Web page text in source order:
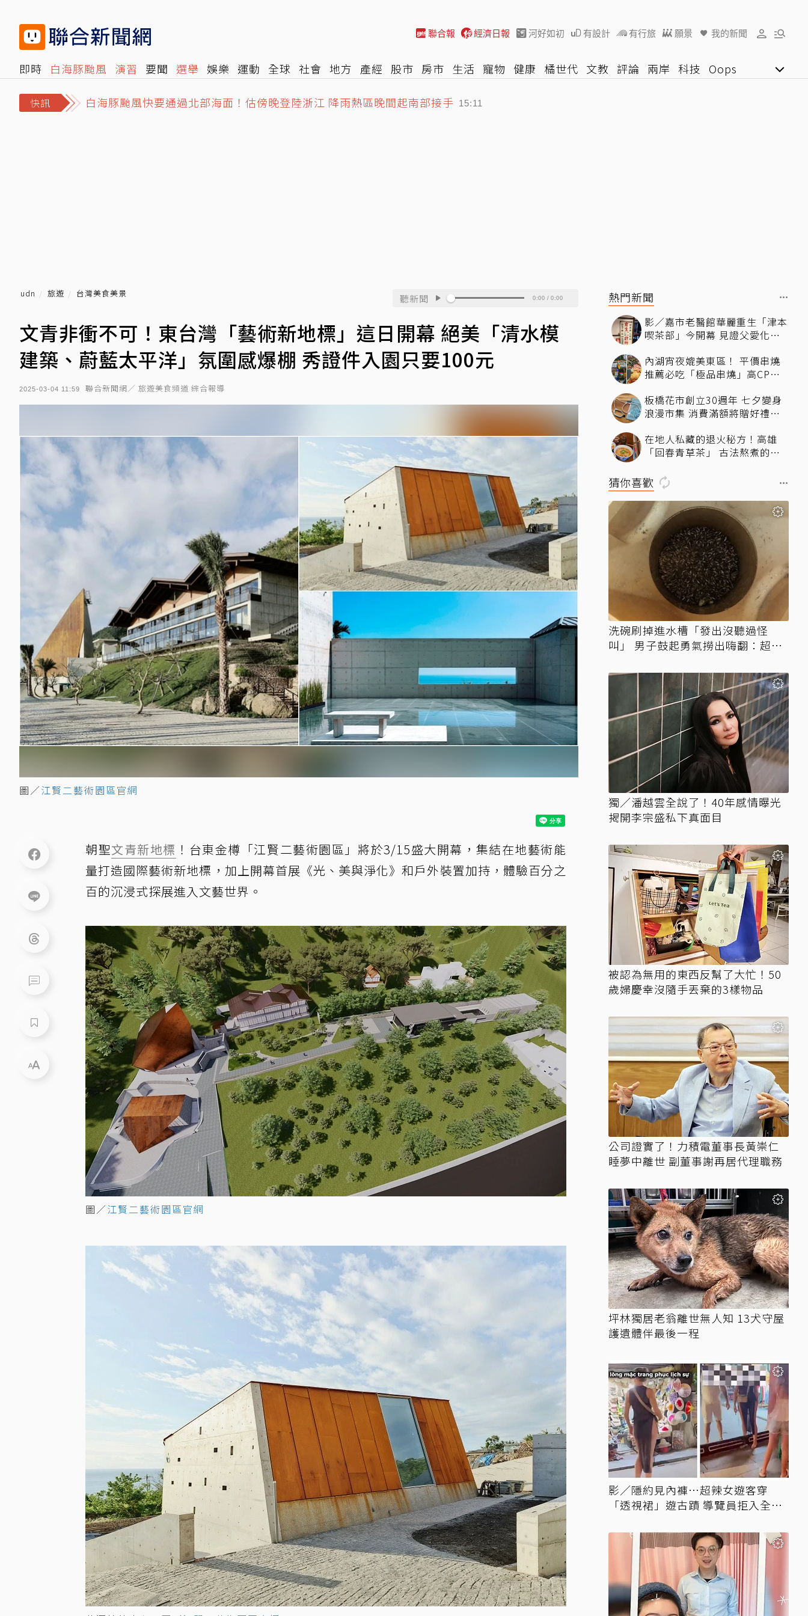
聯合報 經濟日報 河好如初 有設計 有行旅 願景 我的新聞
即時 白海豚颱風 演習 要聞 選舉 娛樂 運動 全球 社會 地方 產經 股市 房市 生活 寵物 健康 橘世代 文教 評論 兩岸 科技 Oops
快訊
白海豚颱風快要通過北部海面！估傍晚登陸浙江 降雨熱區晚間起南部接手
大安區市場拜票遭民眾嗆擋路 沈伯洋致歉盼精進、藍議員8字狠酸 14:52
udn 旅遊 台灣美食美景 聽新聞 0:00 / 0:00
文青非衝不可！東台灣「藝術新地標」這日開幕 絕美「清水模
建築、蔚藍太平洋」氛圍感爆棚 秀證件入園只要100元
2025-03-04 11:59 聯合新聞網／ 旅遊美食頻道 綜合報導
圖／江賢二藝術園區官網
朝聖文青新地標 ！台東金樽「江賢二藝術園區」將於3/15盛大開幕，集結在地藝術能
量打造國際藝術新地標，加上開幕首展《光、美與淨化》和戶外裝置加持，體驗百分之
百的沉浸式探展進入文藝世界。
圖／江賢二藝術園區官網
熱門新聞
影／嘉市老醫館華麗重生「津本
喫茶部」今開幕 見證父愛化身
內湖宵夜媲美東區！ 平價串燒
推薦必吃「極品串燒」高CP值
時內用
板橋花市創立30週年 七夕變身
浪漫市集 消費滿額將贈好禮還
在地人私藏的退火秘方！高雄
「回春青草茶」 古法熬煮的純
猜你喜歡
洗碗刷掉進水槽「發出沒聽過怪
叫」 男子鼓起勇氣撈出嗨翻：超可
獨／潘越雲全說了！40年感情曝光
揭開李宗盛私下真面目
被認為無用的東西反幫了大忙！50
歲婦慶幸沒隨手丟棄的3樣物品
公司證實了！力積電董事長黃崇仁
睡夢中離世 副董事謝再居代理職務
坪林獨居老翁離世無人知 13犬守屋
護遺體伴最後一程
影／隱約見內褲…超辣女遊客穿
「透視裙」遊古蹟 導覽員拒入全網